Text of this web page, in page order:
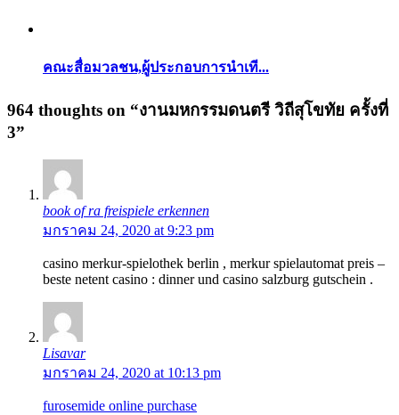
คณะสื่อมวลชน,ผู้ประกอบการนำเที...
964 thoughts on “งานมหกรรมดนตรี วิถีสุโขทัย ครั้งที่
3”
book of ra freispiele erkennen
มกราคม 24, 2020 at 9:23 pm
casino merkur-spielothek berlin , merkur spielautomat preis –
beste netent casino : dinner und casino salzburg gutschein .
Lisavar
มกราคม 24, 2020 at 10:13 pm
furosemide online purchase